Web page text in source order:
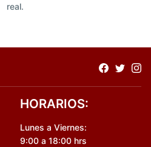
real.
HORARIOS:
Lunes a Viernes:
9:00 a 18:00 hrs